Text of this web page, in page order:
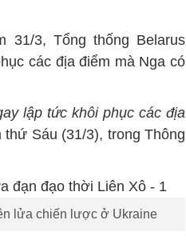
31/3, Tổng thống Belarus
các địa điểm mà Nga có
lập tức khôi phục các địa
thứ Sáu (31/3), trong Thông
lửa chiến lược ở Ukraine